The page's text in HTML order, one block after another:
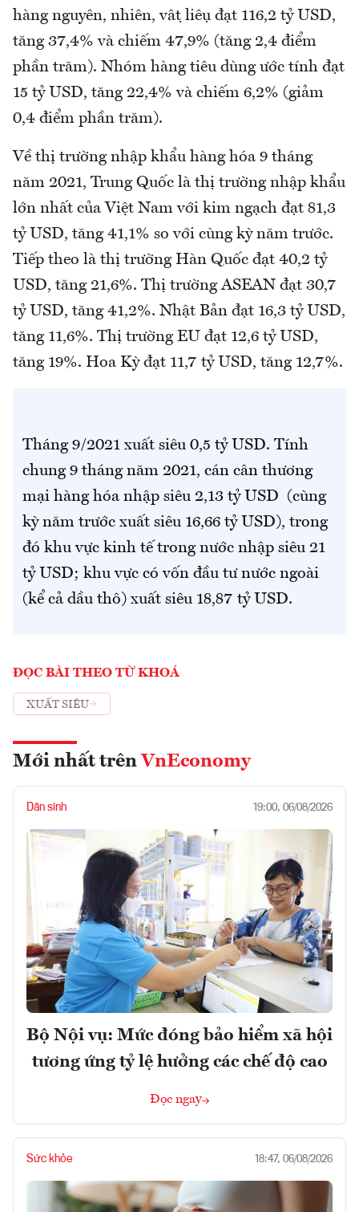
hàng nguyên, nhiên, vật liệu đạt 116,2 tỷ USD,
tăng 37,4% và chiếm 47,9% (tăng 2,4 điểm
phần trăm). Nhóm hàng tiêu dùng ước tính đạt
15 tỷ USD, tăng 22,4% và chiếm 6,2% (giảm
0,4 điểm phần trăm).
Về thị trường nhập khẩu hàng hóa 9 tháng
năm 2021, Trung Quốc là thị trường nhập khẩu
lớn nhất của Việt Nam với kim ngạch đạt 81,3
tỷ USD, tăng 41,1% so với cùng kỳ năm trước.
Tiếp theo là thị trường Hàn Quốc đạt 40,2 tỷ
USD, tăng 21,6%. Thị trường ASEAN đạt 30,7
tỷ USD, tăng 41,2%. Nhật Bản đạt 16,3 tỷ USD,
tăng 11,6%. Thị trường EU đạt 12,6 tỷ USD,
tăng 19%. Hoa Kỳ đạt 11,7 tỷ USD, tăng 12,7%.
Tháng 9/2021 xuất siêu 0,5 tỷ USD. Tính
chung 9 tháng năm 2021, cán cân thương
mại hàng hóa nhập siêu 2,13 tỷ USD (cùng
kỳ năm trước xuất siêu 16,66 tỷ USD), trong
đó khu vực kinh tế trong nước nhập siêu 21
tỷ USD; khu vực có vốn đầu tư nước ngoài
(kể cả dầu thô) xuất siêu 18,87 tỷ USD.
ĐỌC BÀI THEO TỪ KHOÁ
XUẤT SIÊU
Mới nhất trên VnEconomy
Dân sinh 19:00, 06/08/2026
Bộ Nội vụ: Mức đóng bảo hiểm xã hội
tương ứng tỷ lệ hưởng các chế độ cao
Đọc ngay
Sức khỏe 18:47, 06/08/2026